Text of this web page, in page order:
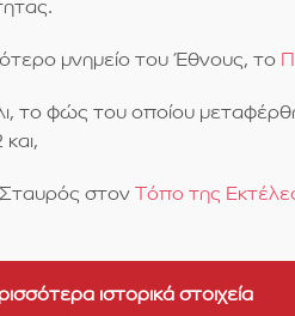
μνημείο του Έθνους, το
το φώς του οποίου
στον Τόπο της
ιστορικά στοιχεία